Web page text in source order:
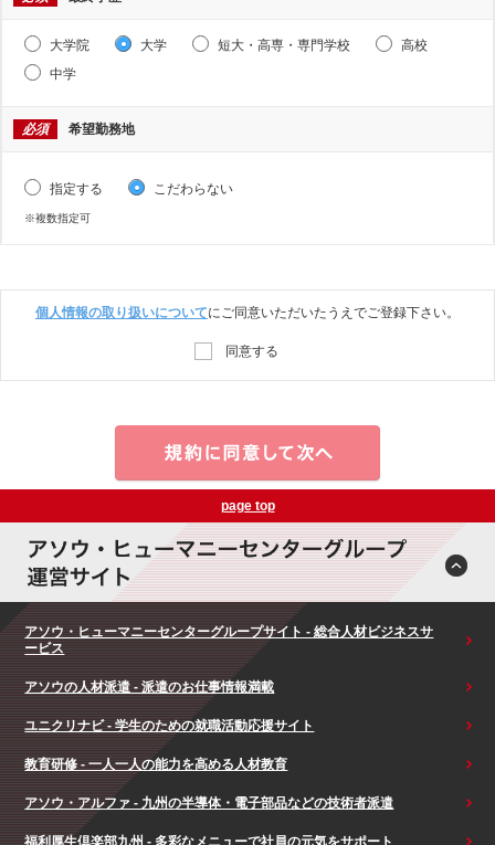
大学院 大学 短大・高専・専門学校
高校
中学
必須 希望勤務地
指定する こだわらない
※複数指定可
個人情報の取り扱いについてにご同意いただいたうえでご登録下さい。
同意する
page top
アソウ・ヒューマニーセンターグループサイト - 総合人材ビジネスサ
ービス
アソウの人材派遣 - 派遣のお仕事情報満載
ユニクリナビ - 学生のための就職活動応援サイト
教育研修 - 一人一人の能力を高める人材教育
アソウ・アルファ - 九州の半導体・電子部品などの技術者派遣
福利厚生倶楽部九州 - 多彩なメニューで社員の元気をサポート